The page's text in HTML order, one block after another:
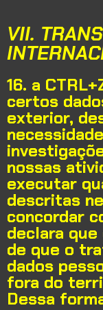
VII.
16. a
certos
exterior,
nossas
executar
descritas
concordar
declara
de que o
dados
fora do
Dessa